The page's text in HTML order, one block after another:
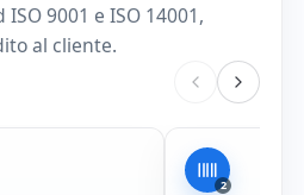
9001 e ISO 14001,
al cliente.
2